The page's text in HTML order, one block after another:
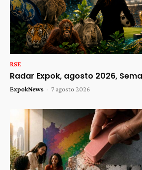
RSE
Radar Expok, agosto 2026,
ExpokNews - 7 agosto 2026